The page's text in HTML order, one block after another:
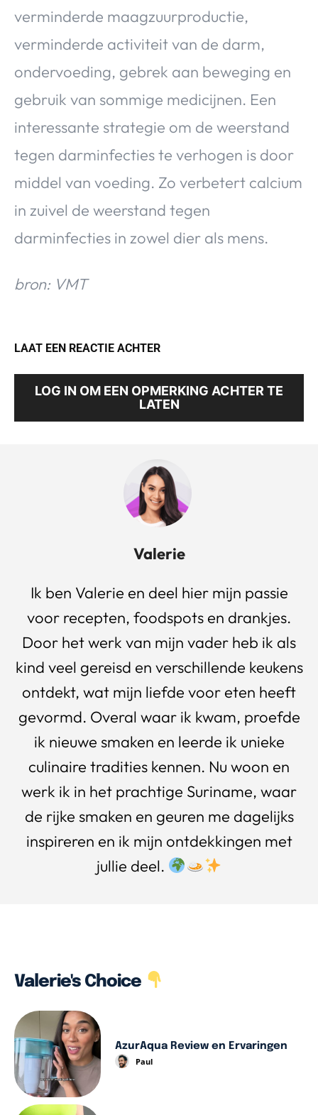
verminderde maagzuurproductie,
verminderde activiteit van de darm,
ondervoeding, gebrek aan beweging en
gebruik van sommige medicijnen. Een
interessante strategie om de weerstand
tegen darminfecties te verhogen is door
middel van voeding. Zo verbetert calcium
in zuivel de weerstand tegen
darminfecties in zowel dier als mens.
bron: VMT
LAAT EEN REACTIE ACHTER
LOG IN OM EEN OPMERKING ACHTER TE
LATEN
Valerie
Ik ben Valerie en deel hier mijn passie
voor recepten, foodspots en drankjes.
Door het werk van mijn vader heb ik als
kind veel gereisd en verschillende keukens
ontdekt, wat mijn liefde voor eten heeft
gevormd. Overal waar ik kwam, proefde
ik nieuwe smaken en leerde ik unieke
culinaire tradities kennen. Nu woon en
werk ik in het prachtige Suriname, waar
de rijke smaken en geuren me dagelijks
inspireren en ik mijn ontdekkingen met
jullie deel.
Valerie's Choice
AzurAqua Review en Ervaringen
Paul